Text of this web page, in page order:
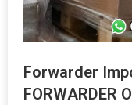
Forwarder
FORWARDER